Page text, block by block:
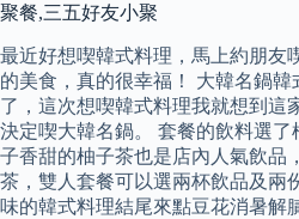
聚餐,三五好友小聚
最近好想喫韓式料理，馬上約朋友
的美食，真的很幸福！ 大韓名鍋
了，這次想喫韓式料理我就想到這
決定喫大韓名鍋。 套餐的飲料選
子香甜的柚子茶也是店內人氣飲品
茶，雙人套餐可以選兩杯飲品及兩
味的韓式料理結尾來點豆花消暑解